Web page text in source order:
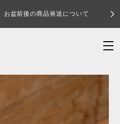
お盆前後の商品発送について